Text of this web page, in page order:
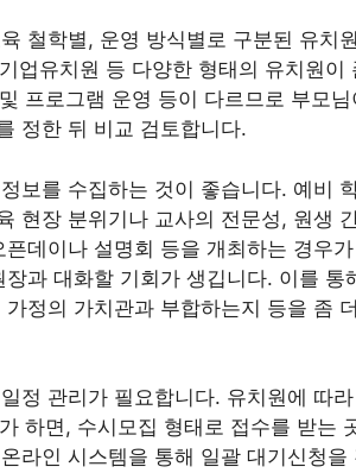
철학별, 운영 방식별로 구분된 유치
업유치원 등 다양한 형태의 유치원이
프로그램 운영 등이 다르므로 부모님
정한 뒤 비교 검토합니다.
보를 수집하는 것이 좋습니다. 예비
현장 분위기나 교사의 전문성, 원생
데이나 설명회 등을 개최하는 경우
과 대화할 기회가 생깁니다. 이를 통
정의 가치관과 부합하는지 등을 좀
정 관리가 필요합니다. 유치원에 따라
하면, 수시모집 형태로 접수를 받는
라인 시스템을 통해 일괄 대기신청을